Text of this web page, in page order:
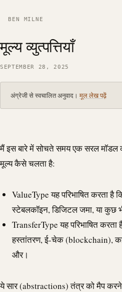
BEN MILNE
मूल्य व्युत्पत्तियाँ
SEPTEMBER 28, 2025
अंग्रेजी से स्वचालित अनुवाद।मूल लेख पढ़ें
मैं इस बारे में सोचते समय एक सरल मॉडल
मूल्य कैसे चलता है:
ValueType यह परिभाषित करता है
स्टेबलकॉइन, डिजिटल जमा, या कुछ
TransferType यह परिभाषित
हस्तांतरण, ई-चेक (blockchain),
और।
ये सार (abstractions) तंत्र को मैप